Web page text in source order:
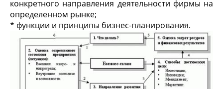
конкретного направления деятельности фирмы на
определенном рынке;
* функции и принципы бизнес-планирования.